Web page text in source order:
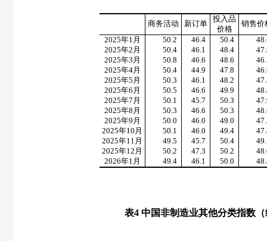
商务活动 新订单
投入品
价格
销售价
2025年1 月 50.2 46.4 50.4
2025年2 月 50.4 46.1 48.4
2025年3 月 50.8 46.6 48.6
2025年4月 50.4 44.9 47.8
2025年5 月 50.3 46.1 48.2
2025年6 月 50.5 46.6 49.9
2025年7 月 50.1 45.7 50.3
2025年8 月 50.3 46.6 50.3
2025年9 月 50.0 46.0 49.0
2025年10 月 50.1 46.0 49.4
2025年11 月 49.5 45.7 50.4
2025年12 月 50.2 47.3 50.2
2026年1 月 49.4 46.1 50.0
表4 中国非制造业其他分类指数